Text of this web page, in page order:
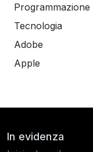
Programmazione
Tecnologia
Adobe
Apple
In evidenza